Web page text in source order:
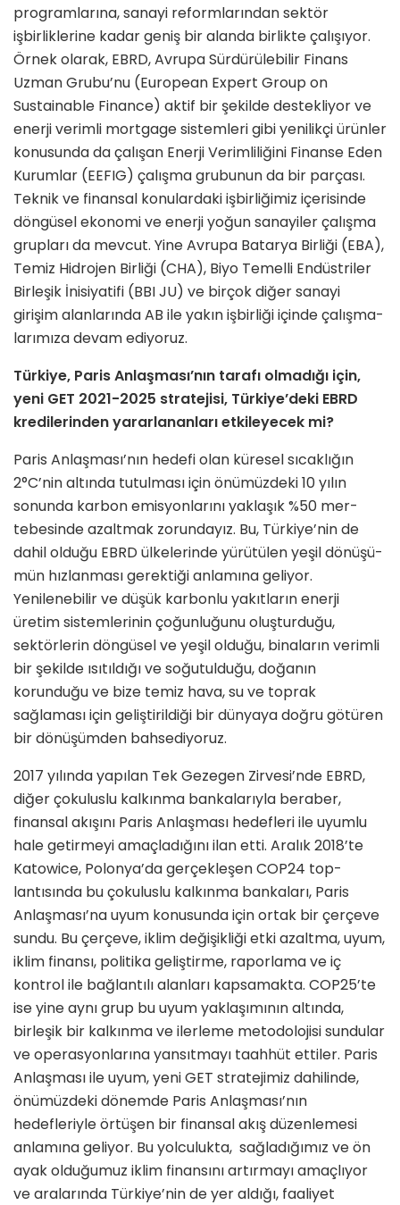
programlarına, sanayi reformlarından sektör
işbirliklerine kadar geniş bir alanda birlikte çalışıyor.
Örnek olarak, EBRD, Avrupa Sürdü­rülebilir Finans
Uzman Grubu’nu (Eu­ropean Expert Group on
Sustainable Finance) aktif bir şekilde destekliyor ve
enerji verimli mortgage sistemleri gibi yenilikçi ürünler
konusunda da ça­lışan Enerji Verimliliğini Finanse Eden
Kurumlar (EEFIG) çalışma grubunun da bir parçası.
Teknik ve finansal konu­lardaki işbirliğimiz içerisinde
döngüsel ekonomi ve enerji yoğun sanayiler ça­lışma
grupları da mevcut. Yine Avrupa Batarya Birliği (EBA),
Temiz Hidro­jen Birliği (CHA), Biyo Temelli En­düstriler
Birleşik İnisiyatifi (BBI JU) ve birçok diğer sanayi
girişim alanların­da AB ile yakın işbirliği içinde çalışma­
larımıza devam ediyoruz.
Türkiye, Paris Anlaşması’nın tarafı olmadığı için,
yeni GET 2021-2025 stratejisi, Türkiye’deki EBRD
kredi­lerinden yararlananları etkileyecek mi?
Paris Anlaşması’nın hedefi olan küre­sel sıcaklığın
2°C’nin altında tutulması için önümüzdeki 10 yılın
sonunda kar­bon emisyonlarını yaklaşık %50 mer­
tebesinde azaltmak zorundayız. Bu, Türkiye’nin de
dahil olduğu EBRD ülkelerinde yürütülen yeşil dönüşü­
mün hızlanması gerektiği anlamına ge­liyor.
Yenilenebilir ve düşük karbonlu yakıtların enerji
üretim sistemlerinin çoğunluğunu oluşturduğu,
sektörlerin döngüsel ve yeşil olduğu, binaların ve­rimli
bir şekilde ısıtıldığı ve soğutuldu­ğu, doğanın
korunduğu ve bize temiz hava, su ve toprak
sağlaması için geliş­tirildiği bir dünyaya doğru götüren
bir dönüşümden bahsediyoruz.
2017 yılında yapılan Tek Gezegen Zirvesi’nde EBRD,
diğer çokuluslu kalkınma bankalarıyla beraber,
finan­sal akışını Paris Anlaşması hedefleri ile uyumlu
hale getirmeyi amaçladı­ğını ilan etti. Aralık 2018’te
Katowice, Polonya’da gerçekleşen COP24 top­
lantısında bu çokuluslu kalkınma ban­kaları, Paris
Anlaşması’na uyum konu­sunda için ortak bir çerçeve
sundu. Bu çerçeve, iklim değişikliği etki azaltma, uyum,
iklim finansı, politika geliştirme, raporlama ve iç
kontrol ile bağlantılı alanları kapsamakta. COP25’te
ise yine aynı grup bu uyum yaklaşımının altında,
birleşik bir kalkınma ve ilerleme metodolojisi sundular
ve operasyonlarına yansıtmayı taahhüt ettiler. Paris
Anlaşması ile uyum, yeni GET stratejimiz dahilinde,
önümüzdeki dönemde Paris Anlaşması’nın
hedefleriyle örtüşen bir finansal akış düzenlemesi
anlamına geliyor. Bu yolculukta, sağladığımız ve ön
ayak olduğumuz iklim finansını artırmayı amaçlıyor
ve aralarında Türkiye’nin de yer aldığı, faaliyet